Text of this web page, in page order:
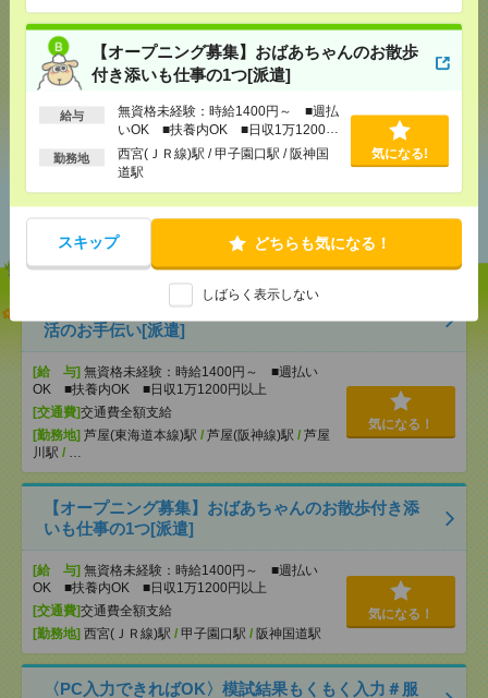
【オープニング募集】おばあちゃんのお散歩
付き添いも仕事の1つ[派遣]
給与
無資格未経験：時給1400円～ ■週払
いOK ■扶養内OK ■日収1万1200円
以上
勤務地
西宮(ＪＲ線)駅 / 甲子園口駅 / 阪神国
道駅
気になる!
スキップ どちらも気になる！
しばらく表示しない
メール LINE
シェア ツイート
あなたの閲覧履歴からの
おすすめ
説明会参加で全員に【現金2千円相当プレゼント】生
活のお手伝い[派遣]
[給 与] 無資格未経験：時給1400円～ ■週払い
OK ■扶養内OK ■日収1万1200円以上
[交通費]交通費全額支給
[勤務地] 芦屋(東海道本線)駅 / 芦屋(阪神線)駅 / 芦屋
川駅 / …
気になる！
【オープニング募集】おばあちゃんのお散歩付き添
いも仕事の1つ[派遣]
[給 与] 無資格未経験：時給1400円～ ■週払い
OK ■扶養内OK ■日収1万1200円以上
[交通費]交通費全額支給
[勤務地] 西宮(ＪＲ線)駅 / 甲子園口駅 / 阪神国道駅
気になる！
〈PC入力できればOK〉模試結果もくもく入力＃服